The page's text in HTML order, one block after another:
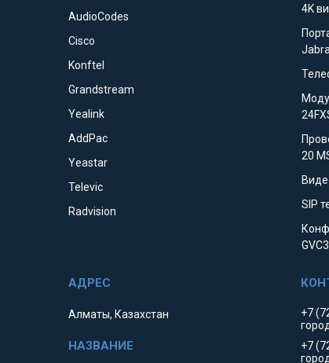
AudioCodes
Cisco
Konftel
Grandstream
Yealink
AddPac
Yeastar
Televic
Radvision
4K
20
SIP
Алматы, Казахстан
+7
+7